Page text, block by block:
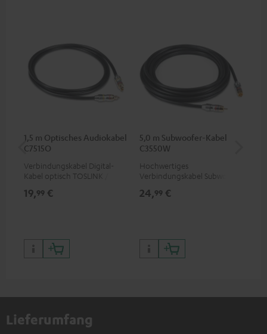
1,5 m Optisches Audiokabel
C7515O
Verbindungskabel Digital-
Kabel optisch TOSLINK / 3,5-
19,99 €
5,0 m Subwoofer-Kabel
C3550W
Hochwertiges
Verbindungskabel Subwoofer
24,99 €
Lieferumfang